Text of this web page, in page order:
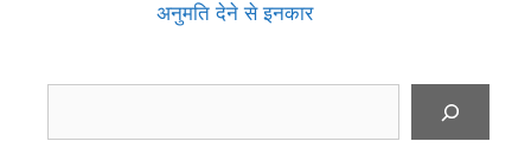
अनुमति देने से इनकार